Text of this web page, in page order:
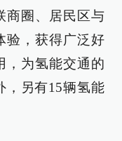
商圈、居民区与
验，获得广泛好
，为氢能交通的
，另有15辆氢能